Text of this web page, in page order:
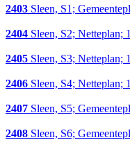
2403 Sleen, S1;
2404 Sleen, S2; Netteplan;
2405 Sleen, S3; Netteplan;
2406 Sleen, S4; Netteplan;
2407 Sleen, S5;
2408 Sleen, S6;